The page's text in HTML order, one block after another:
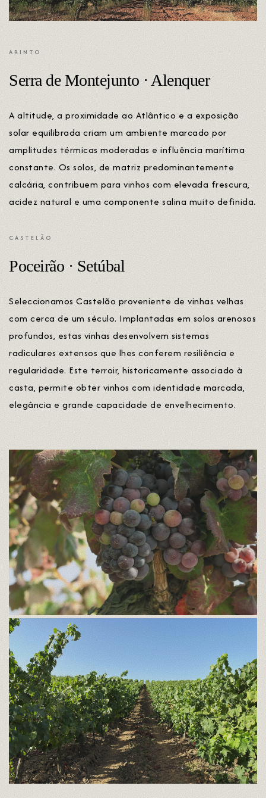
ARINTO
Serra de Montejunto · Alenquer
A altitude, a proximidade ao Atlântico e a exposição
solar equilibrada criam um ambiente marcado por
amplitudes térmicas moderadas e influência marítima
constante. Os solos, de matriz predominantemente
calcária, contribuem para vinhos com elevada frescura,
acidez natural e uma componente salina muito definida.
CASTELÃO
Poceirão · Setúbal
Seleccionamos Castelão proveniente de vinhas velhas
com cerca de um século. Implantadas em solos arenosos
profundos, estas vinhas desenvolvem sistemas
radiculares extensos que lhes conferem resiliência e
regularidade. Este terroir, historicamente associado à
casta, permite obter vinhos com identidade marcada,
elegância e grande capacidade de envelhecimento.